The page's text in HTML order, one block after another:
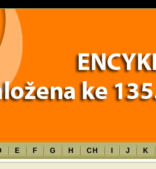
TXT - assumed 'TXT' (this will throw
E F G H CH J K